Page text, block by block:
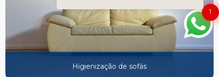
Higienização de sofás
1